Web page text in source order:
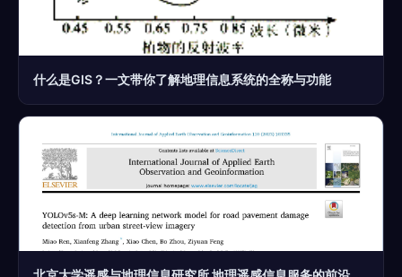
什么是GIS？一文带你了解地理信息系统的全称与功能